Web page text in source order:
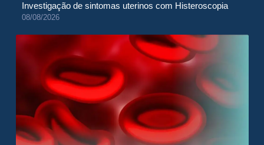
Investigação de sintomas uterinos com Histeroscopia
08/08/2026